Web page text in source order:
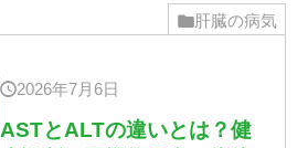
肝臓の病気
2026年7月6日
ASTとALTの違いとは？健